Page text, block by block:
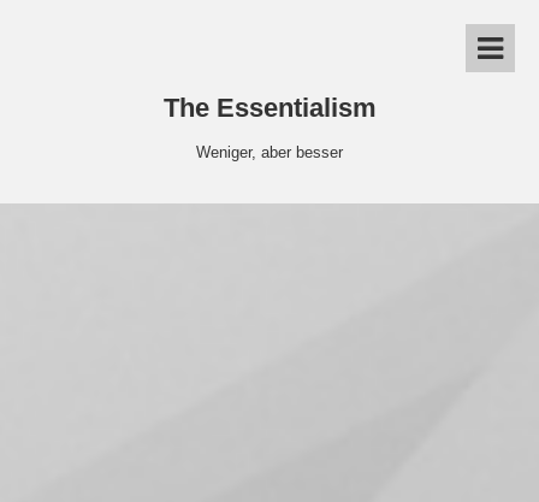
The Essentialism
Weniger, aber besser